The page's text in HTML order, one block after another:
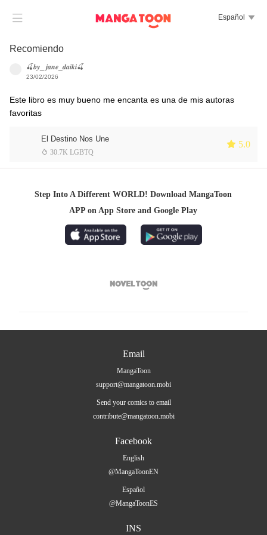
 Español 
Recomiendo
🍒𝒃𝒚_ 𝒋𝒂𝒏𝒆_𝒅𝒂𝒊𝒌𝒊🍒
23/02/2026
Este libro es muy bueno me encanta es una de mis autoras
favoritas
El Destino Nos Une
 30.7K LGBTQ
 5.0
Step Into A Different WORLD! Download MangaToon
APP on App Store and Google Play

Email
MangaToon
support@mangatoon.mobi
Send your comics to email
contribute@mangatoon.mobi
Facebook
English
@MangaToonEN
Español
@MangaToonES
INS